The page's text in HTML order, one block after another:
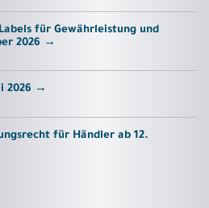
für Gewährleistung und
2026 →
2026 →
für Händler ab 12.